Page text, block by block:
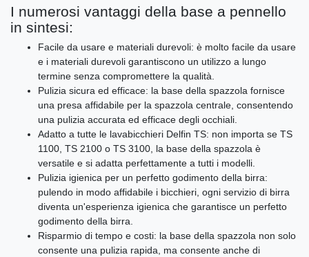
I numerosi vantaggi della base a pennello
in sintesi:
Facile da usare e materiali durevoli: è molto facile da usare
e i materiali durevoli garantiscono un utilizzo a lungo
termine senza compromettere la qualità.
Pulizia sicura ed efficace: la base della spazzola fornisce
una presa affidabile per la spazzola centrale, consentendo
una pulizia accurata ed efficace degli occhiali.
Adatto a tutte le lavabicchieri Delfin TS: non importa se TS
1100, TS 2100 o TS 3100, la base della spazzola è
versatile e si adatta perfettamente a tutti i modelli.
Pulizia igienica per un perfetto godimento della birra:
pulendo in modo affidabile i bicchieri, ogni servizio di birra
diventa un'esperienza igienica che garantisce un perfetto
godimento della birra.
Risparmio di tempo e costi: la base della spazzola non solo
consente una pulizia rapida, ma consente anche di